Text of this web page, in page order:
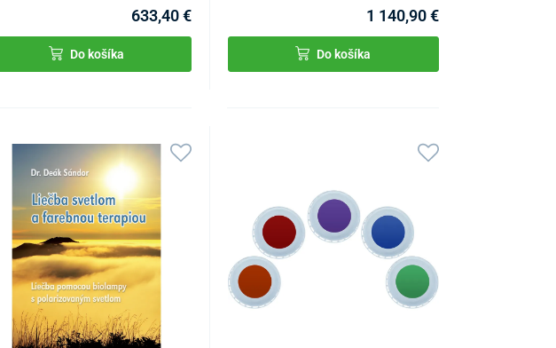
633,40 €
Do košíka
1 140,90 €
Do košíka